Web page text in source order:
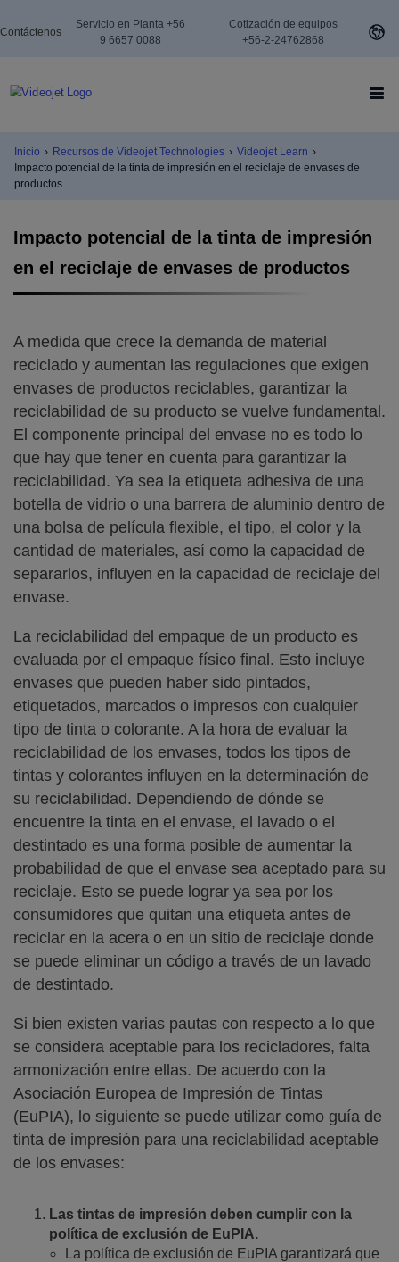
Contáctenos
Servicio en Planta +56
9 6657 0088
Cotización de equipos
+56-2-24762868
Inicio › Recursos de Videojet Technologies › Videojet Learn ›
Impacto potencial de la tinta de impresión en el reciclaje de envases de
productos
Impacto potencial de la tinta de impresión
en el reciclaje de envases de productos
A medida que crece la demanda de material
reciclado y aumentan las regulaciones que exigen
envases de productos reciclables, garantizar la
reciclabilidad de su producto se vuelve fundamental.
El componente principal del envase no es todo lo
que hay que tener en cuenta para garantizar la
reciclabilidad. Ya sea la etiqueta adhesiva de una
botella de vidrio o una barrera de aluminio dentro de
una bolsa de película flexible, el tipo, el color y la
cantidad de materiales, así como la capacidad de
separarlos, influyen en la capacidad de reciclaje del
envase.
La reciclabilidad del empaque de un producto es
evaluada por el empaque físico final. Esto incluye
envases que pueden haber sido pintados,
etiquetados, marcados o impresos con cualquier
tipo de tinta o colorante. A la hora de evaluar la
reciclabilidad de los envases, todos los tipos de
tintas y colorantes influyen en la determinación de
su reciclabilidad. Dependiendo de dónde se
encuentre la tinta en el envase, el lavado o el
destintado es una forma posible de aumentar la
probabilidad de que el envase sea aceptado para su
reciclaje. Esto se puede lograr ya sea por los
consumidores que quitan una etiqueta antes de
reciclar en la acera o en un sitio de reciclaje donde
se puede eliminar un código a través de un lavado
de destintado.
Si bien existen varias pautas con respecto a lo que
se considera aceptable para los recicladores, falta
armonización entre ellas. De acuerdo con la
Asociación Europea de Impresión de Tintas
(EuPIA), lo siguiente se puede utilizar como guía de
tinta de impresión para una reciclabilidad aceptable
de los envases:
Las tintas de impresión deben cumplir con la
política de exclusión de EuPIA.
La política de exclusión de EuPIA garantizará que